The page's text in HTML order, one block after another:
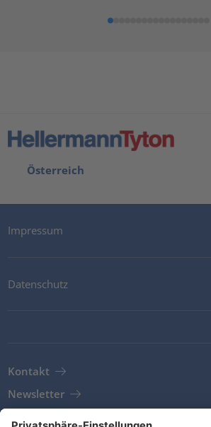
Österreich
Impressum
Datenschutz
Kontakt
Newsletter